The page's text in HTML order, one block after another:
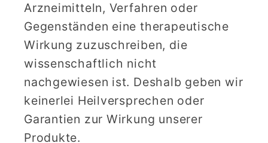
Arzneimitteln, Verfahren oder
Gegenständen eine therapeutische
Wirkung zuzuschreiben, die
wissenschaftlich nicht
nachgewiesen ist. Deshalb geben wir
keinerlei Heilversprechen oder
Garantien zur Wirkung unserer
Produkte.